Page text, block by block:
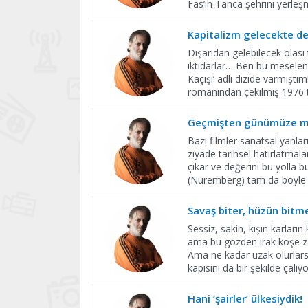
Fas’ın Tanca şehrini
Kapitalizm gelecekte
Dışarıdan gelebilecek
iktidarlar… Ben bu
Kaçışı’ adlı dizide
romanından çekilmiş
Geçmişten günümüze
Bazı filmler sanatsal
ziyade tarihsel
çıkar ve değerini bu yolla
(Nuremberg) tam da böyle
Savaş biter, hüzün
Sessiz, sakin, kışın
ama bu gözden ırak köşe
Ama ne kadar uzak
kapısını da bir şekilde
Hani ‘şairler’ ülkesiydik!